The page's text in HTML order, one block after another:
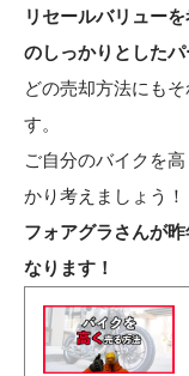
リセールバリュー
のしっかりとしたパ
どの売却方法にも
す。
ご自分のバイクを
かり考えましょう！
フォアグラさんが
なります！